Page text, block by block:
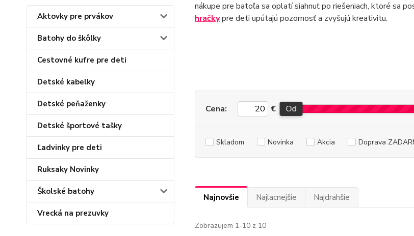
Aktovky pre prvákov
Batohy do škôlky
Cestovné kufre pre deti
Detské kabelky
Detské peňaženky
Detské športové tašky
Ľadvinky pre deti
Ruksaky Novinky
Školské batohy
Vrecká na prezuvky
nákupe pre batoľa sa oplatí siahnuť po riešeniach, ktoré sa
hračkypre deti upútajú pozornosť a zvyšujú kreativitu.
Cena: € Od
Skladom Novinka Akcia Doprava
Najnovšie Najlacnejšie Najdrahšie
Zobrazujem 1-10 z 10